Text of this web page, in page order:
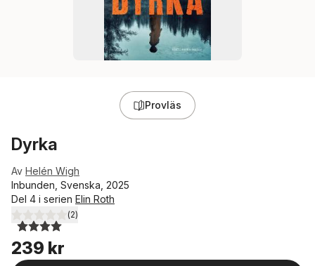
Provläs
Dyrka
Av Helén Wigh
Inbunden, Svenska, 2025
Del 4 i serien Elin Roth
4,0utav 5 stjärnor. Totalt antal röster:
(2)
239 kr